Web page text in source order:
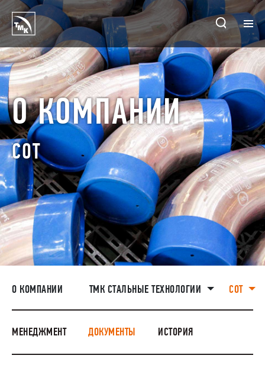
НОВОСТИ
НАШИ ЛЮДИ
ОКРУЖАЮЩАЯ СРЕДА
ГЛАВНАЯ
ПРЕДПРИЯТИЯ
О КОМПАНИИ
ПРОИЗВОДСТВО
ПРОДУКЦИЯ
КОНТАКТЫ
О КОМПАНИИ
СОТ
О КОМПАНИИ ТМК СТАЛЬНЫЕ ТЕХНОЛОГИИ СОТ
МЕНЕДЖМЕНТ ДОКУМЕНТЫ ИСТОРИЯ